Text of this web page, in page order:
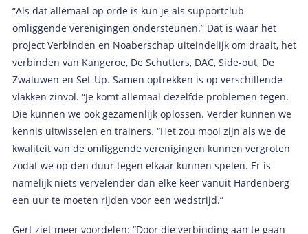
“Als dat allemaal op orde is kun je als supportclub
omliggende verenigingen ondersteunen.” Dat is waar het
project Verbinden en Noaberschap uiteindelijk om draait, het
verbinden van Kangeroe, De Schutters, DAC, Side-out, De
Zwaluwen en Set-Up. Samen optrekken is op verschillende
vlakken zinvol. “Je komt allemaal dezelfde problemen tegen.
Die kunnen we ook gezamenlijk oplossen. Verder kunnen we
kennis uitwisselen en trainers. “Het zou mooi zijn als we de
kwaliteit van de omliggende verenigingen kunnen vergroten
zodat we op den duur tegen elkaar kunnen spelen. Er is
namelijk niets vervelender dan elke keer vanuit Hardenberg
een uur te moeten rijden voor een wedstrijd.”
Gert ziet meer voordelen: “Door die verbinding aan te gaan